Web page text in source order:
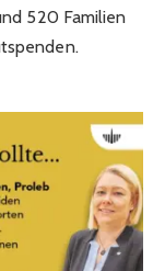
520 Familien